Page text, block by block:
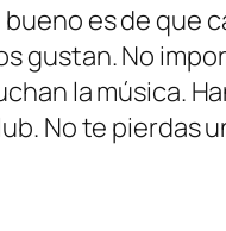
es de
gustan. No
la música.
No te pierdas